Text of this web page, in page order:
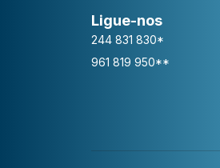
Ligue-nos
244 831 830*
961 819 950**